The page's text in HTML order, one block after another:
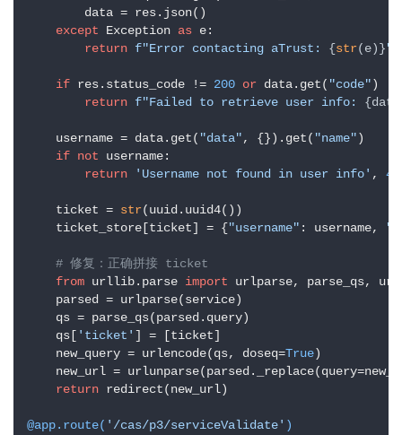
        data = res.json()
except Exception as e:
return f"Error contacting aTrust: {str(e)}"
if res.status_code != 200 or data.get( "code")
return f"Failed to retrieve user info:
    username = data.get(
"data", {}).get( "name")
if not username:
return
'Username not found in user info' ,
    ticket =
str(uuid.uuid4())
    ticket_store[ticket] = {
"username" : username,
# 修复：正确拼接 ticket
from urllib.parse import urlparse, parse_qs,
    parsed = urlparse(service)
    qs = parse_qs(parsed.query)
    qs[
'ticket' ] = [ticket]
    new_query = urlencode(qs, doseq=
True)
new_url =
return redirect(new_url)
@app.route( '/cas/p3/serviceValidate' )